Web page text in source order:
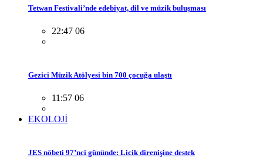
Tetwan Festivali’nde edebiyat, dil ve müzik buluşması
22:47 06
Gezici Müzik Atölyesi bin 700 çocuğa ulaştı
11:57 06
EKOLOJİ
JES nöbeti 97’nci gününde: Licik direnişine destek